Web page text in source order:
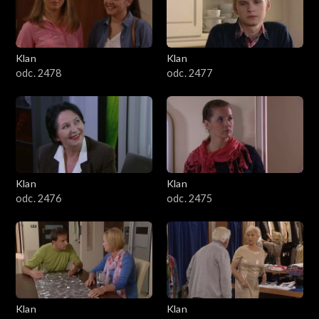
701–800
601–700
501–600
401–500
301–400
201–300
101–200
1–100
Klan
odc. 2478
Klan
odc. 2477
Klan
odc. 2476
Klan
odc. 2475
Klan
Klan